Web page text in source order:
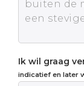
Ik wil graag
indicatief en later